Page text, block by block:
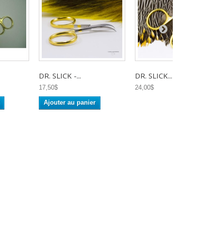
DR. SLICK -...
17,50$
Ajouter au panier
DR. SLICK...
24,00$